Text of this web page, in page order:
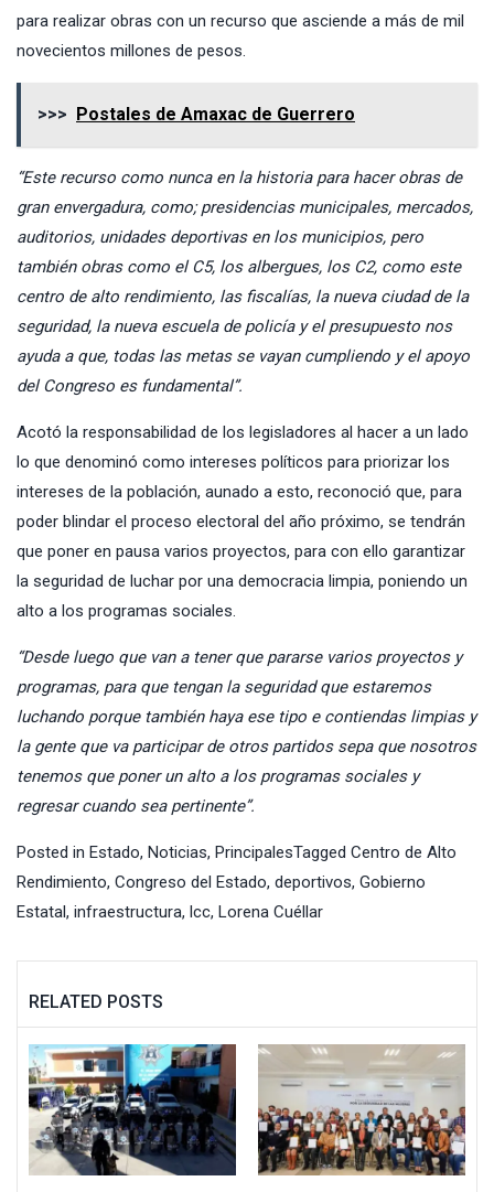
para realizar obras con un recurso que asciende a más de mil
novecientos millones de pesos.
>>> Postales de Amaxac de Guerrero
“Este recurso como nunca en la historia para hacer obras de
gran envergadura, como; presidencias municipales, mercados,
auditorios, unidades deportivas en los municipios, pero
también obras como el C5, los albergues, los C2, como este
centro de alto rendimiento, las fiscalías, la nueva ciudad de la
seguridad, la nueva escuela de policía y el presupuesto nos
ayuda a que, todas las metas se vayan cumpliendo y el apoyo
del Congreso es fundamental”.
Acotó la responsabilidad de los legisladores al hacer a un lado
lo que denominó como intereses políticos para priorizar los
intereses de la población, aunado a esto, reconoció que, para
poder blindar el proceso electoral del año próximo, se tendrán
que poner en pausa varios proyectos, para con ello garantizar
la seguridad de luchar por una democracia limpia, poniendo un
alto a los programas sociales.
“Desde luego que van a tener que pararse varios proyectos y
programas, para que tengan la seguridad que estaremos
luchando porque también haya ese tipo e contiendas limpias y
la gente que va participar de otros partidos sepa que nosotros
tenemos que poner un alto a los programas sociales y
regresar cuando sea pertinente”.
Posted in Estado, Noticias, PrincipalesTagged Centro de Alto
Rendimiento, Congreso del Estado, deportivos, Gobierno
Estatal, infraestructura, lcc, Lorena Cuéllar
RELATED POSTS